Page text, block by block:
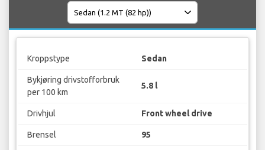
Kroppstype Sedan
Bykjøring drivstofforbruk
per 100 km
5.8 l
Drivhjul Front wheel drive
Brensel 95